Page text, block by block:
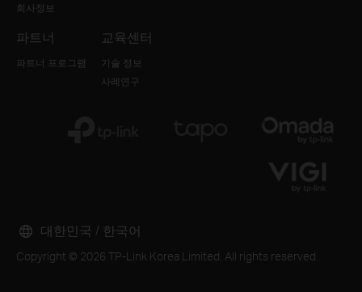
회사정보
파트너
파트너 프로그램
교육센터
기술 정보
사례연구
Copyright © 2026 TP-Link Korea Limited. All rights reserved.
대한민국 / 한국어